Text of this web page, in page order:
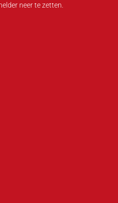
neer te zetten.